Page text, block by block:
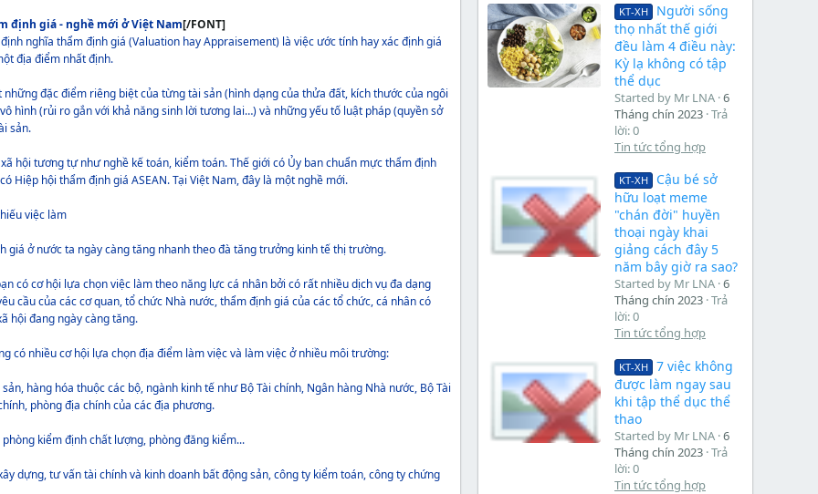
định giá - nghề mới ở Việt Nam[/FONT]
nghĩa thẩm định giá (Valuation hay Appraisement) là việc ước tính hay xác định giá
địa điểm nhất định.
đặc điểm riêng biệt của từng tài sản (hình dạng của thửa đất, kích thước của ngôi
hình (rủi ro gắn với khả năng sinh lời tương lai…) và những yếu tố luật pháp (quyền sở
sản.
hội tương tự như nghề kế toán, kiểm toán. Thế giới có Ủy ban chuẩn mực thẩm định
Hiệp hội thẩm định giá ASEAN. Tại Việt Nam, đây là một nghề mới.
việc làm
giá ở nước ta ngày càng tăng nhanh theo đà tăng trưởng kinh tế thị trường.
có cơ hội lựa chọn việc làm theo năng lực cá nhân bởi có rất nhiều dịch vụ đa dạng
cầu của các cơ quan, tổ chức Nhà nước, thẩm định giá của các tổ chức, cá nhân có
hội đang ngày càng tăng.
có nhiều cơ hội lựa chọn địa điểm làm việc và làm việc ở nhiều môi trường:
hàng hóa thuộc các bộ, ngành kinh tế như Bộ Tài chính, Ngân hàng Nhà nước, Bộ Tài
phòng địa chính của các địa phương.
kiểm định chất lượng, phòng đăng kiểm...
dựng, tư vấn tài chính và kinh doanh bất động sản, công ty kiểm toán, công ty chứng
KT-XH
Người sống
thọ nhất thế giới
đều làm 4 điều này:
Kỳ lạ không có tập
thể dục
Started by Mr LNA 6
Tháng chín 2023 Trả
lời: 0
Tin tức tổng hợp
KT-XH
Cậu bé sở
hữu loạt meme
"chán đời" huyền
thoại ngày khai
giảng cách đây 5
năm bây giờ ra sao?
Started by Mr LNA 6
Tháng chín 2023 Trả
lời: 0
Tin tức tổng hợp
KT-XH
7 việc không
được làm ngay sau
khi tập thể dục thể
thao
Started by Mr LNA 6
Tháng chín 2023 Trả
lời: 0
Tin tức tổng hợp